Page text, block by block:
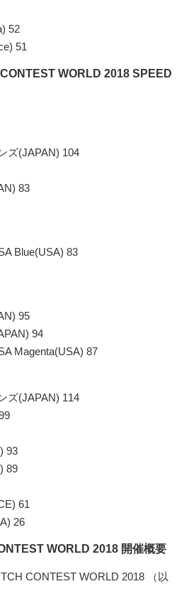
52
51
WORLD 2018 SPEED
ズ(JAPAN) 104
83
Blue(USA) 83
95
94
Magenta(USA) 87
ズ(JAPAN) 114
93
89
61
26
WORLD 2018 開催概要
CONTEST WORLD 2018 （以